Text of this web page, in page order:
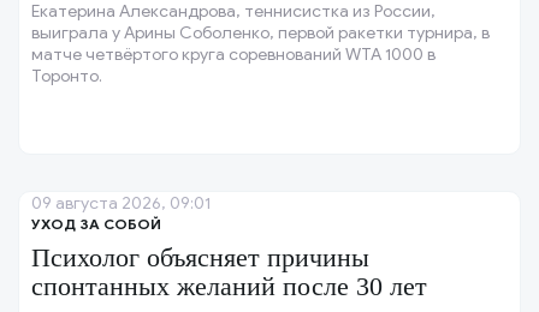
Екатерина Александрова, теннисистка из России,
выиграла у Арины Соболенко, первой ракетки турнира, в
матче четвёртого круга соревнований WTA 1000 в
Торонто.
УХОД ЗА СОБОЙ
Психолог объясняет причины
спонтанных желаний после 30 лет
09 августа 2026, 09:01